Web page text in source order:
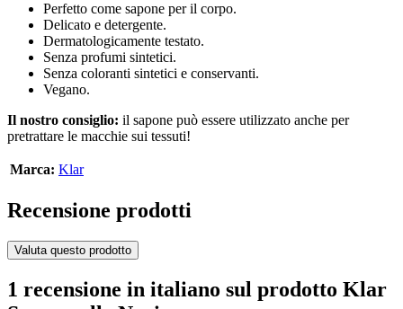
Perfetto come sapone per il corpo.
Delicato e detergente.
Dermatologicamente testato.
Senza profumi sintetici.
Senza coloranti sintetici e conservanti.
Vegano.
Il nostro consiglio: il sapone può essere utilizzato anche per
pretrattare le macchie sui tessuti!
Marca: Klar
Recensione prodotti
Valuta questo prodotto
1 recensione in italiano sul prodotto Klar